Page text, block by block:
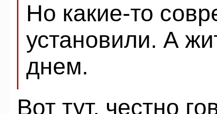
Но какие-то
установили. А
днем.
Вот тут, честно